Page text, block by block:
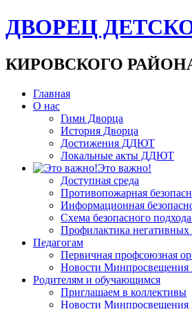
ДВОРЕЦ
КИРОВСКОГО
Главная
О нас
Гимн Дворца
История Дворца
Достижения ДДЮТ
Локальные акты ДДЮТ
Это важно!
Доступная среда
Противопожарная
Информационная
Схема безопасного
Профилактика
Педагогам
Первичная профсоюзная
Новости Минпросвещения
Родителям и обучающимся
Приглашаем в коллективы
Новости Минпросвещения